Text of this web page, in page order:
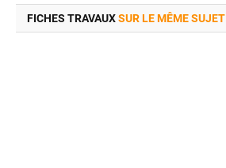
FICHES TRAVAUXSUR LE MÊME SUJET